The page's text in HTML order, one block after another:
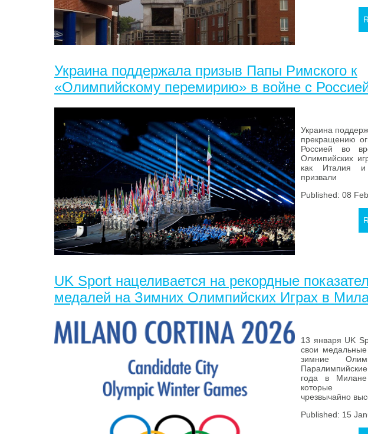
Украина поддержала призыв Папы Римского к
«Олимпийскому перемирию» в войне с
Украина
прекращению
Россией во
Олимпийских
как Италия
призвали
Published: 08
UK Sport нацеливается на рекордные
медалей на Зимних Олимпийских Играх в
13 января UK
свои
зимние
года в
которые
чрезвычайно
Published: 15